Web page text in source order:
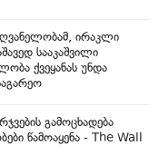
ირაკლი
სააკაშვილი
ქვეყანას უნდა
გამოცხადება
წამოაყენა - The Wall